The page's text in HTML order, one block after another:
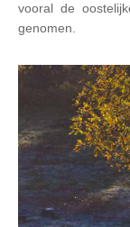
vooral de
genomen.